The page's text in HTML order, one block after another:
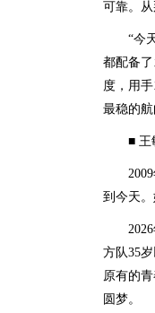
可靠。
“今
都配备
度，用
最稳的航
■ 王
到今天
方队35
原有的
圆梦。